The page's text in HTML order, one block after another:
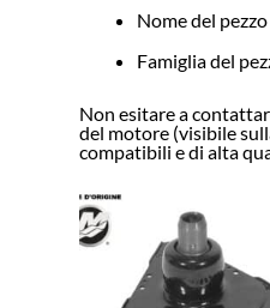
Nome del
Famiglia del
Non esitare a
del motore (visibile
compatibili e di alta
AJOUTER
À LA
LISTE